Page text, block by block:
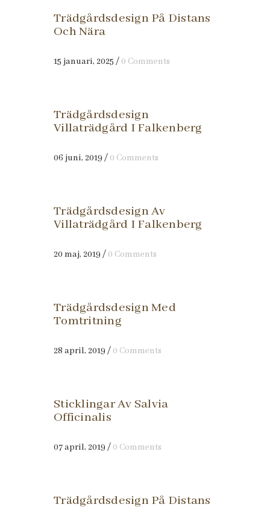
Trädgårdsdesign På Distans
Och Nära
15 januari, 2025 / 0 Comments
Trädgårdsdesign
Villaträdgård I Falkenberg
06 juni, 2019 / 0 Comments
Trädgårdsdesign Av
Villaträdgård I Falkenberg
20 maj, 2019 / 0 Comments
Trädgårdsdesign Med
Tomtritning
28 april, 2019 / 0 Comments
Sticklingar Av Salvia
Officinalis
07 april, 2019 / 0 Comments
Trädgårdsdesign På Distans